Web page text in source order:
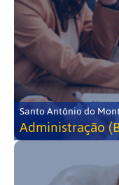
Administração